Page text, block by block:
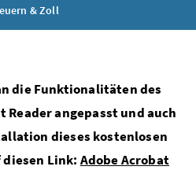
& Zoll
die Funktionalitäten des
Reader angepasst und auch
dieses kostenlosen
Link: Adobe Acrobat